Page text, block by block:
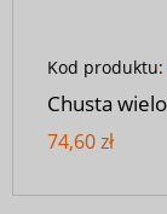
Kod produktu:
Chusta
74,60 zł